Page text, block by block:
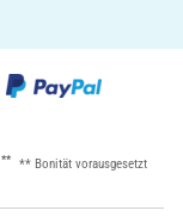
** ** Bonität vorausgesetzt